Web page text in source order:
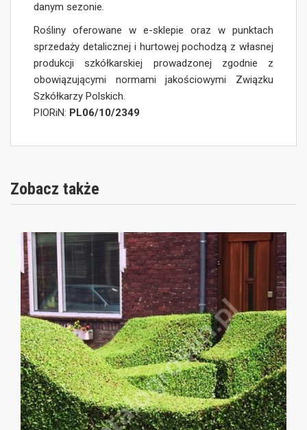
danym sezonie.
Rośliny oferowane w e-sklepie oraz w punktach
sprzedaży detalicznej i hurtowej pochodzą z własnej
produkcji szkółkarskiej prowadzonej zgodnie z
obowiązującymi normami jakościowymi Związku
Szkółkarzy Polskich.
PIORiN: PL06/10/2349
Zobacz także